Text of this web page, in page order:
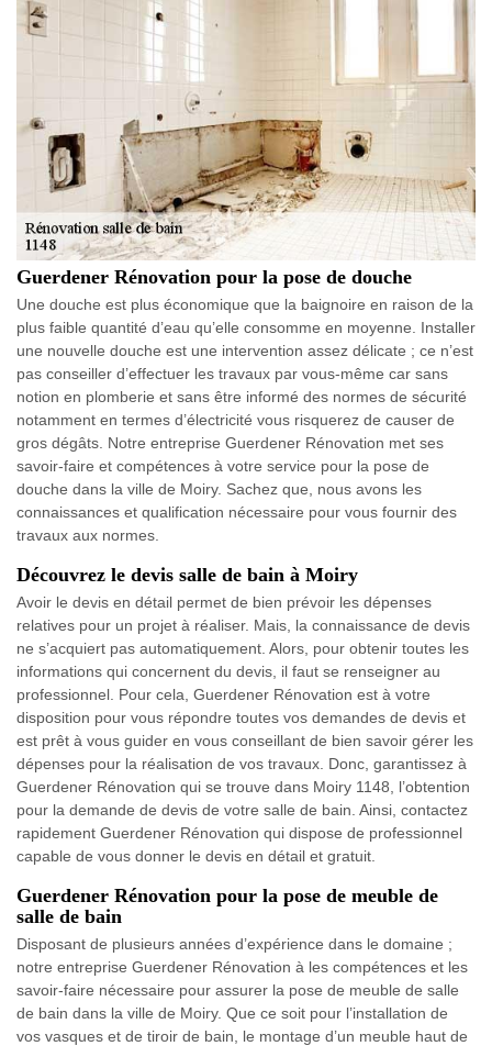
Guerdener Rénovation pour la pose de douche
Une douche est plus économique que la baignoire en raison de la
plus faible quantité d’eau qu’elle consomme en moyenne. Installer
une nouvelle douche est une intervention assez délicate ; ce n’est
pas conseiller d’effectuer les travaux par vous-même car sans
notion en plomberie et sans être informé des normes de sécurité
notamment en termes d’électricité vous risquerez de causer de
gros dégâts. Notre entreprise Guerdener Rénovation met ses
savoir-faire et compétences à votre service pour la pose de
douche dans la ville de Moiry. Sachez que, nous avons les
connaissances et qualification nécessaire pour vous fournir des
travaux aux normes.
Découvrez le devis salle de bain à Moiry
Avoir le devis en détail permet de bien prévoir les dépenses
relatives pour un projet à réaliser. Mais, la connaissance de devis
ne s’acquiert pas automatiquement. Alors, pour obtenir toutes les
informations qui concernent du devis, il faut se renseigner au
professionnel. Pour cela, Guerdener Rénovation est à votre
disposition pour vous répondre toutes vos demandes de devis et
est prêt à vous guider en vous conseillant de bien savoir gérer les
dépenses pour la réalisation de vos travaux. Donc, garantissez à
Guerdener Rénovation qui se trouve dans Moiry 1148, l’obtention
pour la demande de devis de votre salle de bain. Ainsi, contactez
rapidement Guerdener Rénovation qui dispose de professionnel
capable de vous donner le devis en détail et gratuit.
Guerdener Rénovation pour la pose de meuble de
salle de bain
Disposant de plusieurs années d’expérience dans le domaine ;
notre entreprise Guerdener Rénovation à les compétences et les
savoir-faire nécessaire pour assurer la pose de meuble de salle
de bain dans la ville de Moiry. Que ce soit pour l’installation de
vos vasques et de tiroir de bain, le montage d’un meuble haut de